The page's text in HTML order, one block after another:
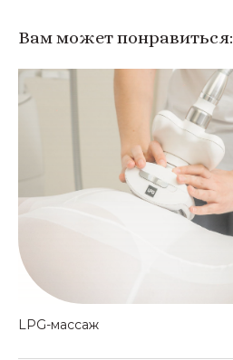
Вам может понравиться:
LPG-массаж